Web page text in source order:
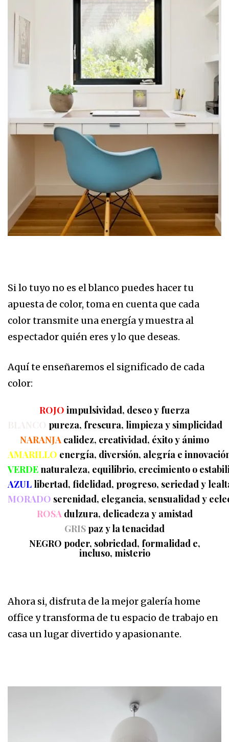
Si lo tuyo no es el blanco puedes hacer tu
apuesta de color, toma en cuenta que cada
color transmite una energía y muestra al
espectador quién eres y lo que deseas.
Aquí te enseñaremos el significado de cada
color:
ROJO impulsividad, deseo y fuerza
pureza, frescura, limpieza y simplicidad
NARANJA calidez, creatividad, éxitoy ánimo
AMARILLO energía, diversión, alegría e
VERDE naturaleza, equilibrio, crecimiento o
AZUL libertad, fidelidad, progreso, seriedad y
MORADO serenidad, elegancia, sensualidad y
ROSA dulzura, delicadeza y amistad
GRIS paz y latenacidad
NEGRO poder, sobriedad, formalidad e,
incluso, misterio
Ahora si, disfruta de la mejor galería home
office y transforma de tu espacio de trabajo en
casa un lugar divertido y apasionante.